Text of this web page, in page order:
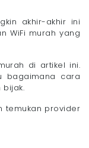
Berkualitas
akhir-akhir ini
WiFi murah yang
di artikel ini.
bagaimana cara
bijak.
temukan provider